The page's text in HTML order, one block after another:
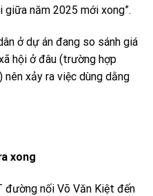
năm 2025 mới xong”.
ở dự án đang so sánh giá
hội ở đâu (trường hợp
xảy ra việc dùng dằng
xong
đường nối Võ Văn Kiệt đến